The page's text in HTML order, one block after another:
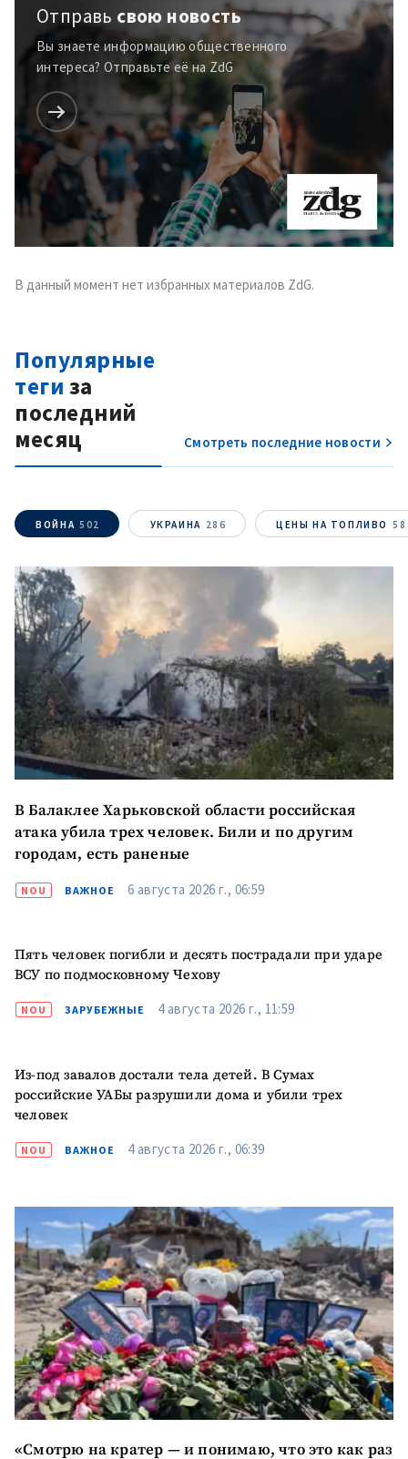
Отправить
информацию
О ZDG
în Română in English
Отправь свою новость
Вы знаете информацию общественного
интереса? Отправьте её на ZdG
В данный момент нет избранных материалов ZdG.
Популярные
теги за
последний
месяц
Смотреть последние новости
ВОЙНА 502 УКРАИНА 286 ЦЕНЫ НА ТОПЛИВО 58
В Балаклее Харьковской области российская
атака убила трех человек. Били и по другим
городам, есть раненые
NOU ВАЖНОЕ 6 августа 2026 г., 06:59
Пять человек погибли и десять пострадали при ударе
ВСУ по подмосковному Чехову
NOU ЗАРУБЕЖНЫЕ 4 августа 2026 г., 11:59
Из-под завалов достали тела детей. В Сумах
российские УАБы разрушили дома и убили трех
человек
NOU ВАЖНОЕ 4 августа 2026 г., 06:39
«Смотрю на кратер — и понимаю, что это как раз
МОЯ НОВОСТЬ
Заголовок новости
+ Добавить